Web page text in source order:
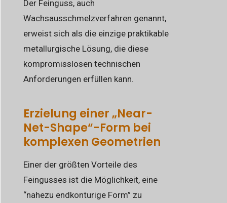
Der Feinguss, auch
Wachsausschmelzverfahren genannt,
erweist sich als die einzige praktikable
metallurgische Lösung, die diese
kompromisslosen technischen
Anforderungen erfüllen kann.
Erzielung einer „Near-
Net-Shape“-Form bei
komplexen Geometrien
Einer der größten Vorteile des
Feingusses ist die Möglichkeit, eine
“nahezu endkonturige Form” zu